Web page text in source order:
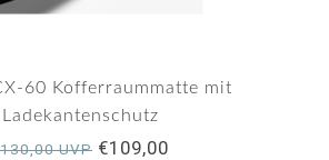
60 Kofferraummatte mit
Ladekantenschutz
UVP €109,00